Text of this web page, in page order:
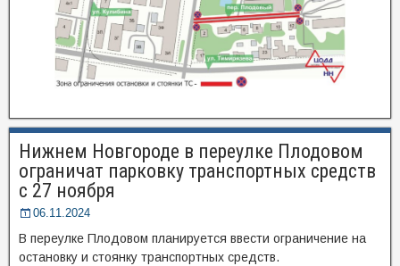
Нижнем Новгороде в переулке Плодовом
ограничат парковку транспортных средств
с 27 ноября
06.11.2024
В переулке Плодовом планируется ввести ограничение на
остановку и стоянку транспортных средств.